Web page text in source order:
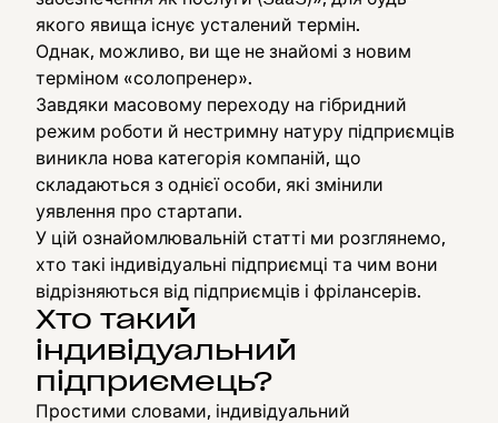
якого явища існує усталений термін.
Однак, можливо, ви ще не знайомі з новим
терміном «солопренер».
Завдяки масовому переходу на гібридний
режим роботи й нестримну натуру підприємців
виникла нова категорія компаній, що
складаються з однієї особи, які змінили
уявлення про стартапи.
У цій ознайомлювальній статті ми розглянемо,
хто такі індивідуальні підприємці та чим вони
відрізняються від підприємців і фрілансерів.
Хто такий
індивідуальний
підприємець?
Простими словами, індивідуальний